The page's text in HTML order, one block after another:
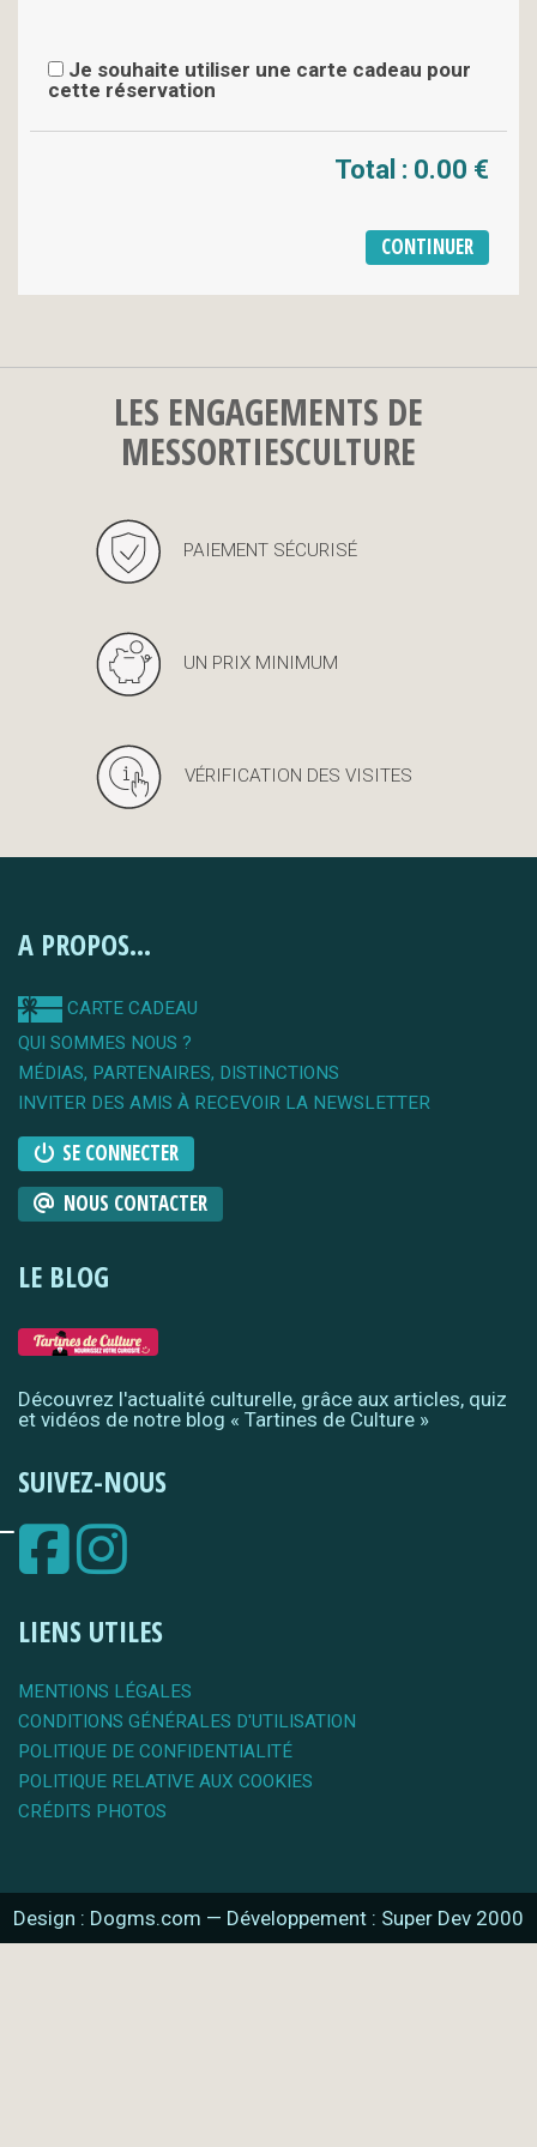
Je souhaite utiliser une carte cadeau pour
cette réservation
Total : 0.00 €
LES ENGAGEMENTS DE
MESSORTIESCULTURE
PAIEMENT SÉCURISÉ
UN PRIX MINIMUM
VÉRIFICATION DES VISITES
A PROPOS...
CARTE CADEAU
QUI SOMMES NOUS ?
MÉDIAS, PARTENAIRES, DISTINCTIONS
INVITER DES AMIS À RECEVOIR LA NEWSLETTER
SE CONNECTER
NOUS CONTACTER
LE BLOG
Découvrez l'actualité culturelle, grâce aux articles, quiz
et vidéos de notre blog « Tartines de Culture »
SUIVEZ-NOUS
LIENS UTILES
MENTIONS LÉGALES
CONDITIONS GÉNÉRALES D'UTILISATION
POLITIQUE DE CONFIDENTIALITÉ
POLITIQUE RELATIVE AUX COOKIES
CRÉDITS PHOTOS
Design : Dogms.com — Développement : Super Dev 2000